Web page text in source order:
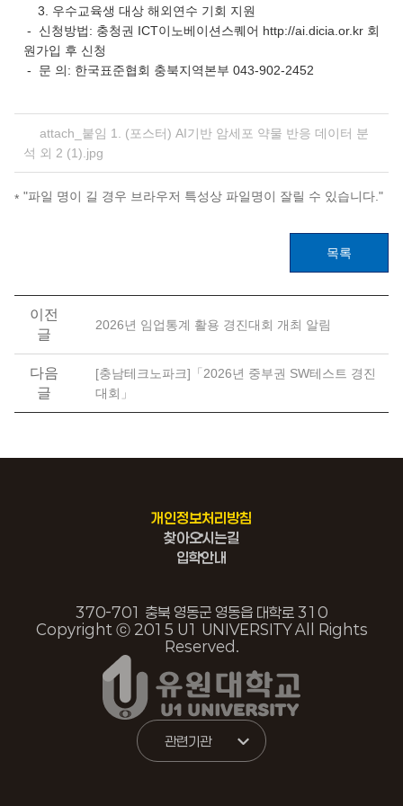
3. 우수교육생 대상 해외연수 기회 지원
- 신청방법: 충청권 ICT이노베이션스퀘어 http://ai.dicia.or.kr 회
원가입 후 신청
- 문 의: 한국표준협회 충북지역본부 043-902-2452
attach_붙임 1. (포스터) AI기반 암세포 약물 반응 데이터 분
석 외 2 (1).jpg
"파일 명이 길 경우 브라우저 특성상 파일명이 잘릴 수 있습니다."
목록
이전
글
2026년 임업통계 활용 경진대회 개최 알림
다음
글
[충남테크노파크]「2026년 중부권 SW테스트 경진
대회」
개인정보처리방침
찾아오시는길
입학안내
370-701 충북 영동군 영동읍 대학로 310
Copyright ⓒ 2015 U1 UNIVERSITY All Rights
Reserved.
관련기관